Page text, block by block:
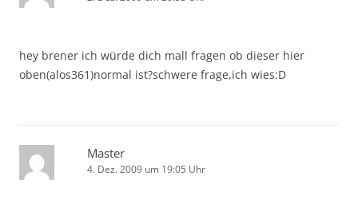
hey brener ich würde dich mall fragen ob dieser hier
oben(alos361)normal ist?schwere frage,ich wies:D
Master
4. Dez. 2009 um 19:05 Uhr